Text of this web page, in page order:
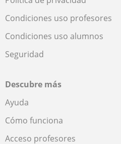
Condiciones uso profesores
Condiciones uso alumnos
Seguridad
Descubre más
Ayuda
Cómo funciona
Acceso profesores